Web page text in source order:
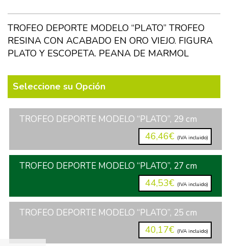
TROFEO DEPORTE MODELO “PLATO” TROFEO
RESINA CON ACABADO EN ORO VIEJO. FIGURA
PLATO Y ESCOPETA. PEANA DE MARMOL
Seleccione su Opción
TROFEO DEPORTE MODELO “PLATO”, 29 cm
46,46€ (IVA incluido)
TROFEO DEPORTE MODELO “PLATO”, 27 cm
44,53€ (IVA incluido)
TROFEO DEPORTE MODELO “PLATO”, 25 cm
40,17€ (IVA incluido)